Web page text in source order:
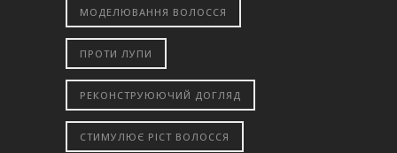
МОДЕЛЮВАННЯ ВОЛОССЯ
ПРОТИ ЛУПИ
РЕКОНСТРУЮЮЧИЙ ДОГЛЯД
СТИМУЛЮЄ РІСТ ВОЛОССЯ